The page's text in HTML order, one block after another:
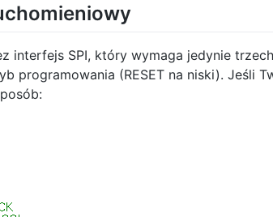
interfejs SPI, który wymaga jedynie
programowania (RESET na niski). Jeśli